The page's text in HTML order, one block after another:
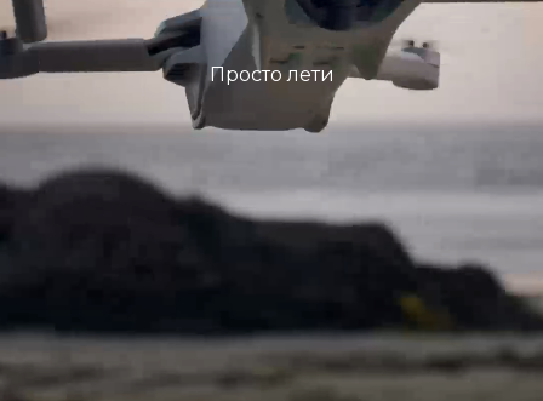
Просто лети